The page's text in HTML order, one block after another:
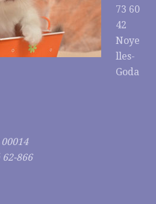
73 60
42
Noye
lles-
Goda
00014
866